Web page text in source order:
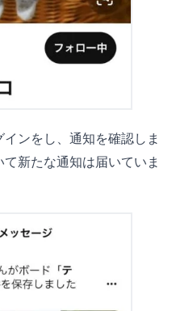
ンをし、通知を確認しま
新たな通知は届いていま